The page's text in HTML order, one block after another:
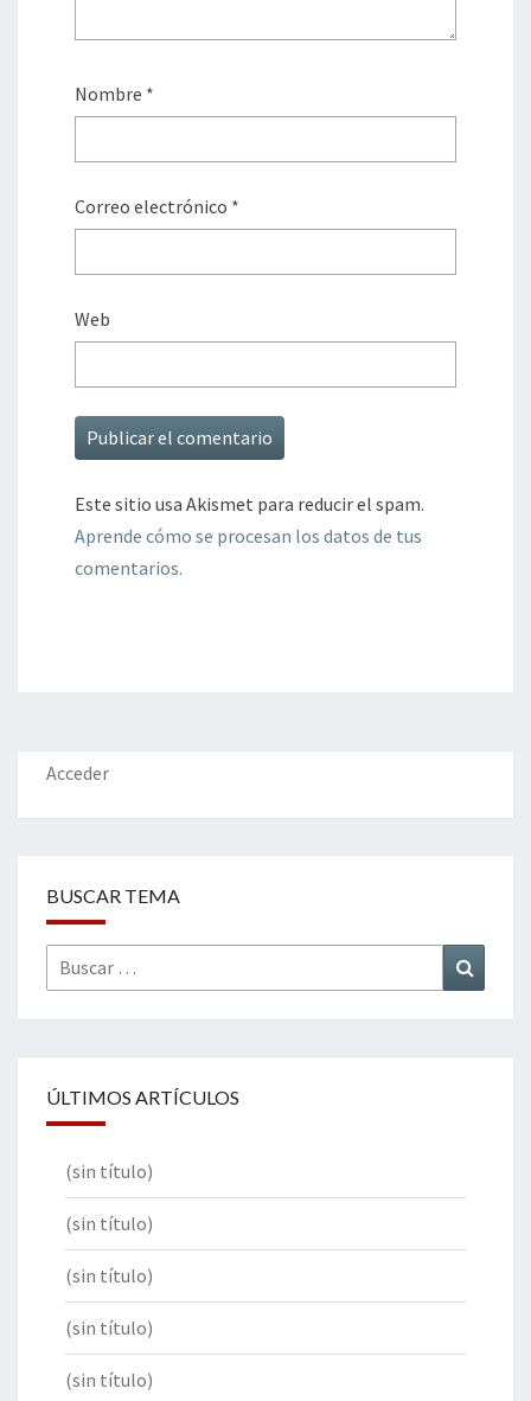
Nombre *
Correo electrónico *
Web
Este sitio usa Akismet para reducir el spam.
Aprende cómo se procesan los datos de tus
comentarios.
Acceder
BUSCAR TEMA
Buscar
por:
ÚLTIMOS ARTÍCULOS
(sin título)
(sin título)
(sin título)
(sin título)
(sin título)